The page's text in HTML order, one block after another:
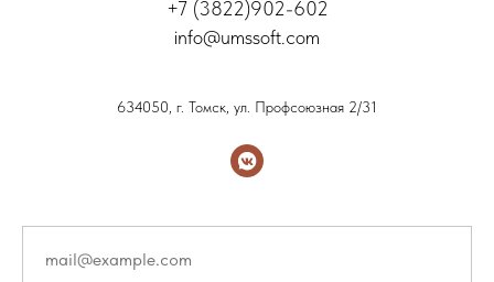
+7 (3822)902-602
info@umssoft.com
634050, г. Томск, ул. Профсоюзная 2/31